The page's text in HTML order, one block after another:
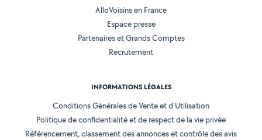
AlloVoisins en France
Espace presse
Partenaires et Grands Comptes
Recrutement
INFORMATIONS LÉGALES
Conditions Générales de Vente et d'Utilisation
Politique de confidentialité et de respect de la vie privée
Référencement, classement des annonces et contrôle des avis